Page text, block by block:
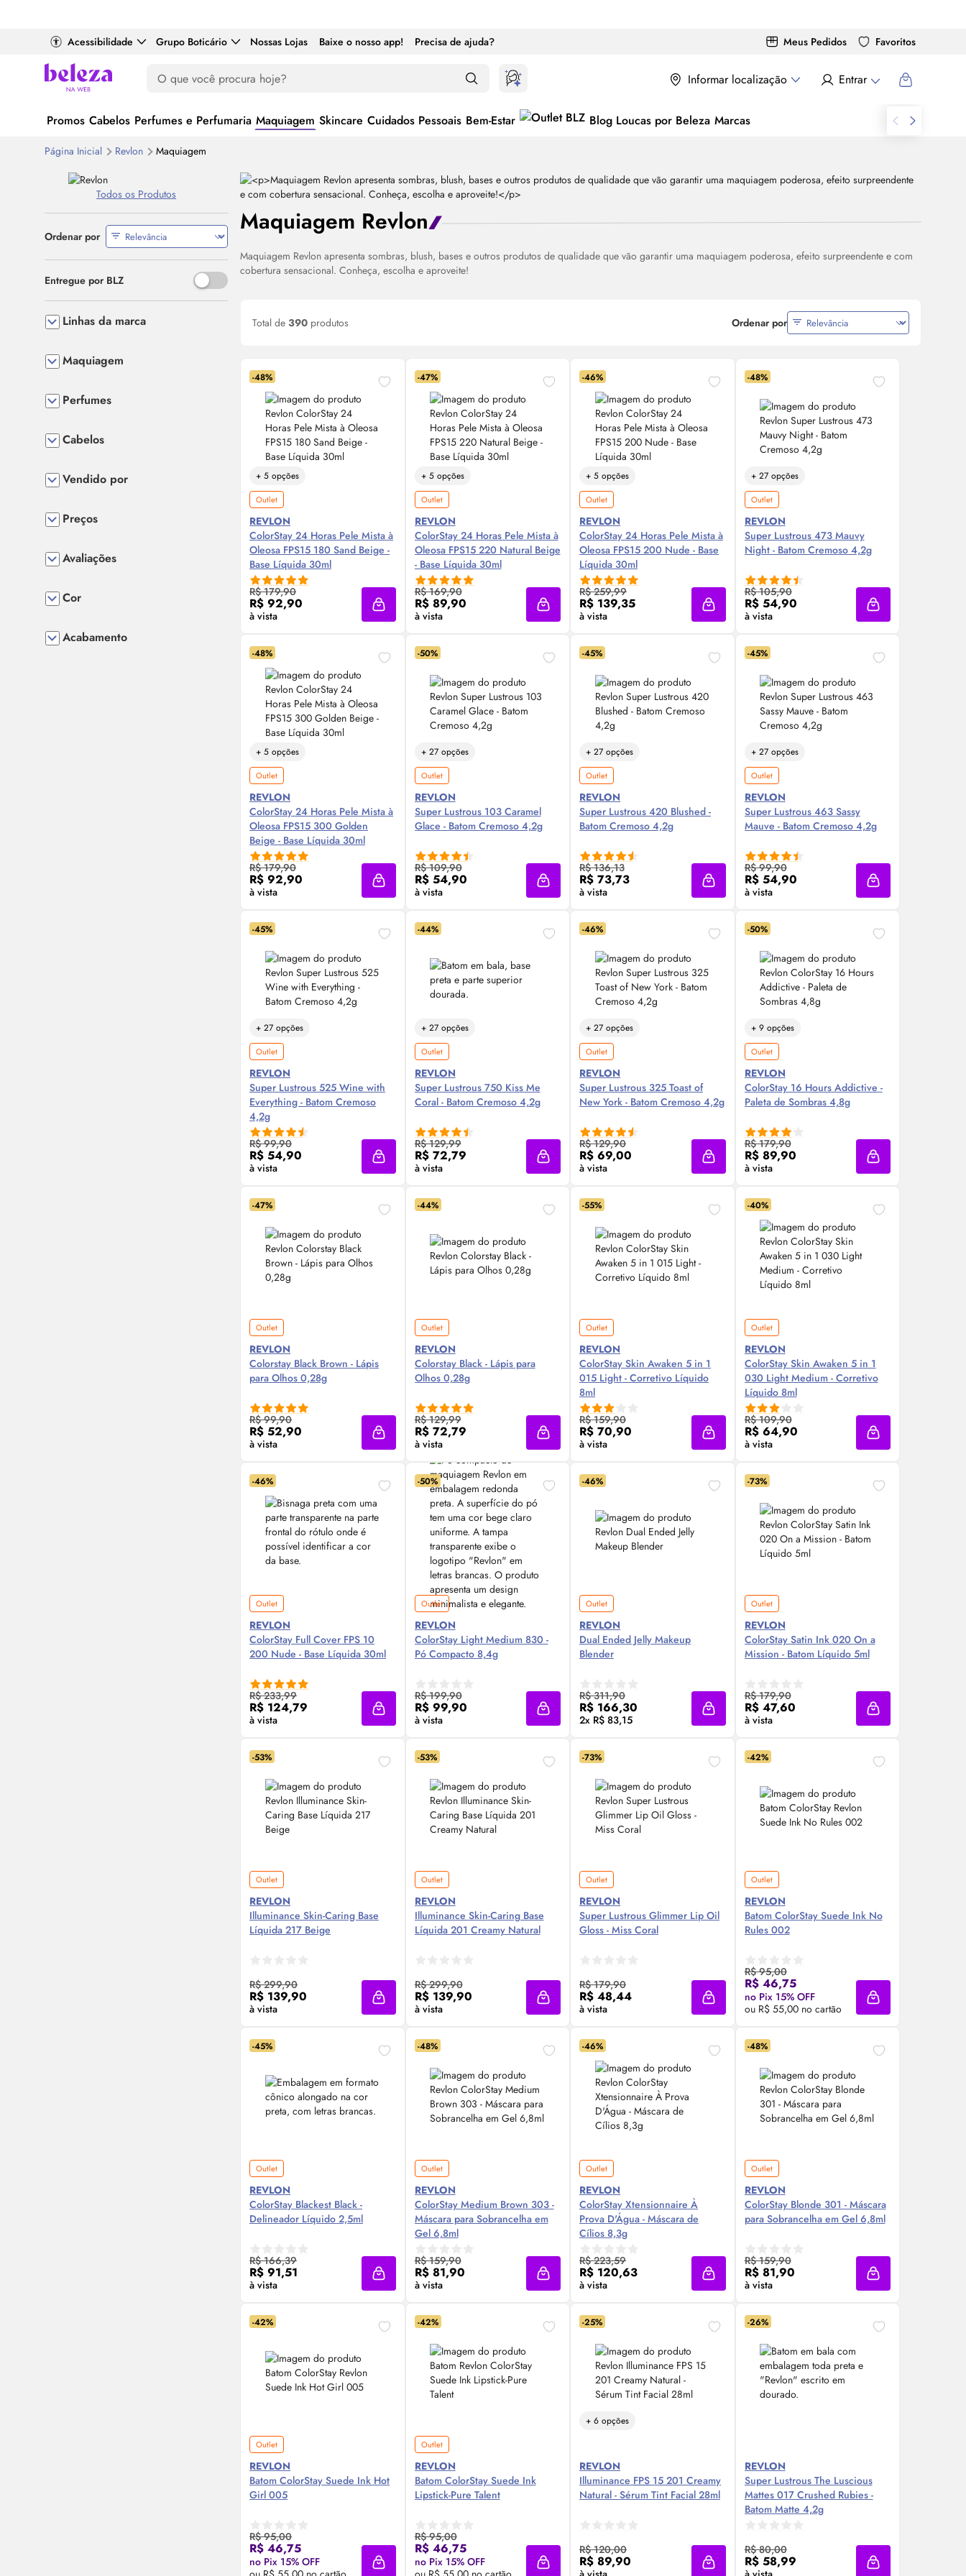
Acessibilidade Grupo Boticário Nossas Lojas Baixe o nosso app! Precisa de ajuda? Meus Pedidos Favoritos
Informar localização Entrar
Promos Cabelos Perfumes e Perfumaria Maquiagem Skincare Cuidados Pessoais Bem-Estar Blog Loucas por Beleza Marcas
Página Inicial Revlon Maquiagem
Maquiagem Revlon
Maquiagem Revlon apresenta sombras, blush, bases e outros produtos de qualidade que vão garantir uma maquiagem poderosa, efeito surpreendente e com
cobertura sensacional. Conheça, escolha e aproveite!
Total de390 produtos Ordenar por
-48%
+ 5 opções
Outlet
REVLON
ColorStay 24 Horas Pele Mista à
Oleosa FPS15 180 Sand Beige -
Base Líquida 30ml
R$ 179,90
R$ 92,90
à vista
Compre Agora ❯
Adicionar à sacola
-47%
+ 5 opções
Outlet
REVLON
ColorStay 24 Horas Pele Mista à
Oleosa FPS15 220 Natural Beige
- Base Líquida 30ml
R$ 169,90
R$ 89,90
à vista
Compre Agora ❯
Adicionar à sacola
-46%
+ 5 opções
Outlet
REVLON
ColorStay 24 Horas Pele Mista à
Oleosa FPS15 200 Nude - Base
Líquida 30ml
R$ 259,99
R$ 139,35
à vista
Compre Agora ❯
Adicionar à sacola
-48%
+ 27 opções
Outlet
REVLON
Super Lustrous 473 Mauvy
Night - Batom Cremoso 4,2g
R$ 105,90
R$ 54,90
à vista
Compre Agora ❯
Adicionar à sacola
-48%
+ 5 opções
Outlet
REVLON
ColorStay 24 Horas Pele Mista à
Oleosa FPS15 300 Golden
Beige - Base Líquida 30ml
R$ 179,90
R$ 92,90
à vista
Compre Agora ❯
Adicionar à sacola
-50%
+ 27 opções
Outlet
REVLON
Super Lustrous 103 Caramel
Glace - Batom Cremoso 4,2g
R$ 109,90
R$ 54,90
à vista
Compre Agora ❯
Adicionar à sacola
-45%
+ 27 opções
Outlet
REVLON
Super Lustrous 420 Blushed -
Batom Cremoso 4,2g
R$ 136,13
R$ 73,73
à vista
Compre Agora ❯
Adicionar à sacola
-45%
+ 27 opções
Outlet
REVLON
Super Lustrous 463 Sassy
Mauve - Batom Cremoso 4,2g
R$ 99,90
R$ 54,90
à vista
Compre Agora ❯
Adicionar à sacola
-45%
+ 27 opções
Outlet
REVLON
Super Lustrous 525 Wine with
Everything - Batom Cremoso
4,2g
R$ 99,90
R$ 54,90
à vista
Compre Agora ❯
Adicionar à sacola
-44%
+ 27 opções
Outlet
REVLON
Super Lustrous 750 Kiss Me
Coral - Batom Cremoso 4,2g
R$ 129,99
R$ 72,79
à vista
Compre Agora ❯
Adicionar à sacola
-46%
+ 27 opções
Outlet
REVLON
Super Lustrous 325 Toast of
New York - Batom Cremoso 4,2g
R$ 129,90
R$ 69,00
à vista
Compre Agora ❯
Adicionar à sacola
-50%
+ 9 opções
Outlet
REVLON
ColorStay 16 Hours Addictive -
Paleta de Sombras 4,8g
R$ 179,90
R$ 89,90
à vista
Compre Agora ❯
Adicionar à sacola
-47%
Outlet
REVLON
Colorstay Black Brown - Lápis
para Olhos 0,28g
R$ 99,90
R$ 52,90
à vista
Compre Agora ❯
Adicionar à sacola
-44%
Outlet
REVLON
Colorstay Black - Lápis para
Olhos 0,28g
R$ 129,99
R$ 72,79
à vista
Compre Agora ❯
Adicionar à sacola
-55%
Outlet
REVLON
ColorStaySkin Awaken 5 in 1
015 Light - Corretivo Líquido
8ml
R$ 159,90
R$ 70,90
à vista
Compre Agora ❯
Adicionar à sacola
-40%
Outlet
REVLON
ColorStay Skin Awaken 5 in 1
030 Light Medium - Corretivo
Líquido 8ml
R$ 109,90
R$ 64,90
à vista
Compre Agora ❯
Adicionar à sacola
-46%
Outlet
REVLON
ColorStay Full CoverFPS 10
200 Nude - Base Líquida 30ml
R$ 233,99
R$ 124,79
à vista
Compre Agora ❯
Adicionar à sacola
-50%
Outlet
REVLON
ColorStay Light Medium 830 -
Pó Compacto 8,4g
R$ 199,90
R$ 99,90
à vista
Compre Agora ❯
Adicionar à sacola
-46%
Outlet
REVLON
Dual Ended Jelly Makeup
Blender
R$ 311,90
R$ 166,30
2x R$ 83,15
Compre Agora ❯
Adicionar à sacola
-73%
Outlet
REVLON
ColorStay Satin Ink 020 On a
Mission - Batom Líquido 5ml
R$ 179,90
R$ 47,60
à vista
Compre Agora ❯
Adicionar à sacola
-53%
Outlet
REVLON
IlluminanceSkin-Caring Base
Líquida 217 Beige
R$ 299,90
R$ 139,90
à vista
Compre Agora ❯
Adicionar à sacola
-53%
Outlet
REVLON
Illuminance Skin-Caring Base
Líquida 201 CreamyNatural
R$ 299,90
R$ 139,90
à vista
Compre Agora ❯
Adicionar à sacola
-73%
Outlet
REVLON
Super Lustrous Glimmer LipOil
Gloss - Miss Coral
R$ 179,90
R$ 48,44
à vista
Compre Agora ❯
Adicionar à sacola
-42%
Outlet
REVLON
Batom ColorStay Suede Ink No
Rules 002
R$ 95,00
R$ 46,75
no Pix 15% OFF
ou R$ 55,00 no cartão
Compre Agora ❯
Adicionar à sacola
-45%
Outlet
REVLON
ColorStay Blackest Black -
Delineador Líquido 2,5ml
R$ 166,39
R$ 91,51
à vista
Compre Agora ❯
Adicionar à sacola
-48%
Outlet
REVLON
ColorStay Medium Brown 303 -
Máscara para Sobrancelha em
Gel 6,8ml
R$ 159,90
R$ 81,90
à vista
Compre Agora ❯
Adicionar à sacola
-46%
Outlet
REVLON
ColorStay Xtensionnaire À
Prova D'Água - Máscara de
Cílios 8,3g
R$ 223,59
R$ 120,63
à vista
Compre Agora ❯
Adicionar à sacola
-48%
Outlet
REVLON
ColorStay Blonde 301 - Máscara
para Sobrancelha em Gel 6,8ml
R$ 159,90
R$ 81,90
à vista
Compre Agora ❯
Adicionar à sacola
-42%
Outlet
REVLON
Batom ColorStay Suede Ink Hot
Girl 005
R$ 95,00
R$ 46,75
no Pix 15% OFF
Compre Agora ❯
Adicionar à sacola
-42%
Outlet
REVLON
Batom ColorStay Suede Ink
Lipstick-Pure Talent
R$ 95,00
R$ 46,75
no Pix 15% OFF
Compre Agora ❯
Adicionar à sacola
-25%
+ 6 opções
REVLON
IlluminanceFPS 15 201Creamy
Natural -SérumTint Facial 28ml
R$ 120,00
R$ 89,90
Compre Agora ❯
Adicionar à sacola
-26%
REVLON
Super Lustrous The Luscious
Mattes 017 Crushed Rubies -
Batom Matte 4,2g
R$ 80,00
R$ 58,99
Compre Agora ❯
Adicionar à sacola
Todos os Produtos
Ordenar por
Entregue por BLZ Use o espaço ou Enter para alternar entre ativado e desativado
Linhas da marca
Maquiagem
Perfumes
Cabelos
Vendido por
Preços
Avaliações
Cor
Acabamento